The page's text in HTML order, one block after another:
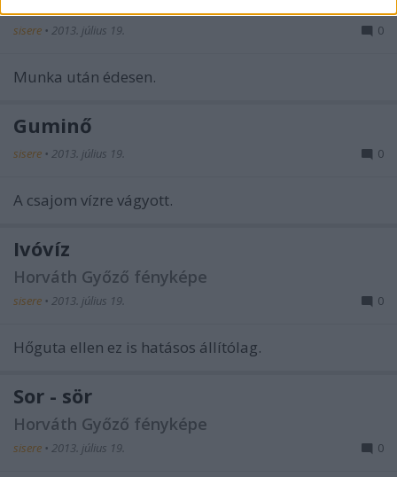
sisere • 2013. július 19. 0
Munka után édesen.
Guminő
sisere • 2013. július 19. 0
A csajom vízre vágyott.
Ivóvíz
Horváth Győző fényképe
sisere • 2013. július 19. 0
Hőguta ellen ez is hatásos állítólag.
Sor - sör
Horváth Győző fényképe
sisere • 2013. július 19. 0